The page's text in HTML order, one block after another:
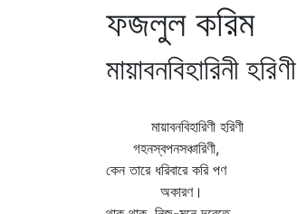
ফজলুল করিম
মায়াবনবিহারিনী হরিণী
মায়াবনবিহারিণী হরিণী
গহনস্বপনসঞ্চারিণী,
কেন তারে ধরিবারে করি পণ
অকারণ।